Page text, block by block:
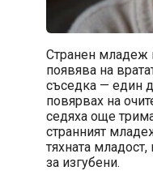
Странен
появява на
съседка — един
повярвах на
седяха още
странният
тяхната младост,
за изгубени.